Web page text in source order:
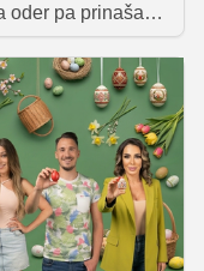
oder pa prinaša
nam je tudi,
je v času